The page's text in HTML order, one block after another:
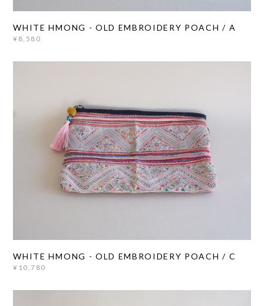
WHITE HMONG - OLD EMBROIDERY POACH / A
¥8,580
WHITE HMONG - OLD EMBROIDERY POACH / C
¥10,780